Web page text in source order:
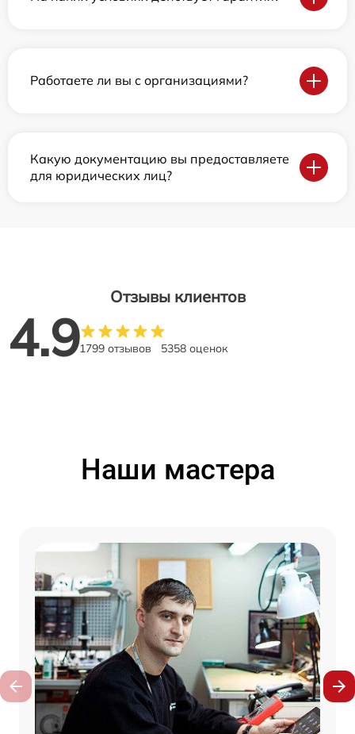
Работаете ли вы с организациями?
Какую документацию вы предоставляете
для юридических лиц?
Отзывы клиентов
4.91799 отзывов 5358 оценок
Наши мастера